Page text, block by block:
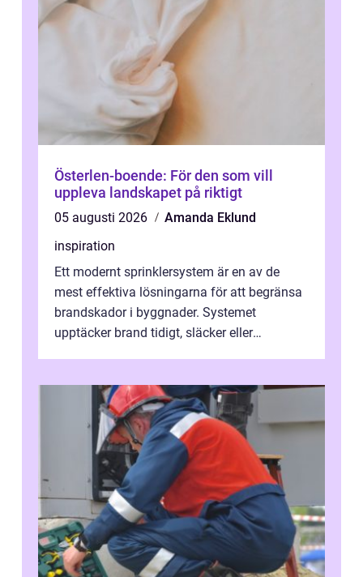
Österlen-boende: För den som vill
uppleva landskapet på riktigt
05 augusti 2026
Amanda Eklund
inspiration
Ett modernt sprinklersystem är en av de
mest effektiva lösningarna för att begränsa
brandskador i byggnader. Systemet
upptäcker brand tidigt, släcker eller